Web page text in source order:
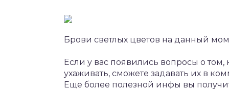
Брови светлых цветов на данный
Если у вас появились вопросы о
ухаживать, сможете задавать их в
Еще более полезной инфы вы